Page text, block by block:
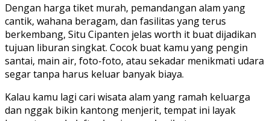
Dengan harga tiket murah, pemandangan alam yang
cantik, wahana beragam, dan fasilitas yang terus
berkembang, Situ Cipanten jelas worth it buat dijadikan
tujuan liburan singkat. Cocok buat kamu yang pengin
santai, main air, foto-foto, atau sekadar menikmati udara
segar tanpa harus keluar banyak biaya.
Kalau kamu lagi cari wisata alam yang ramah keluarga
dan nggak bikin kantong menjerit, tempat ini layak